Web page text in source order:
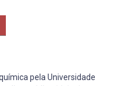
pela Universidade